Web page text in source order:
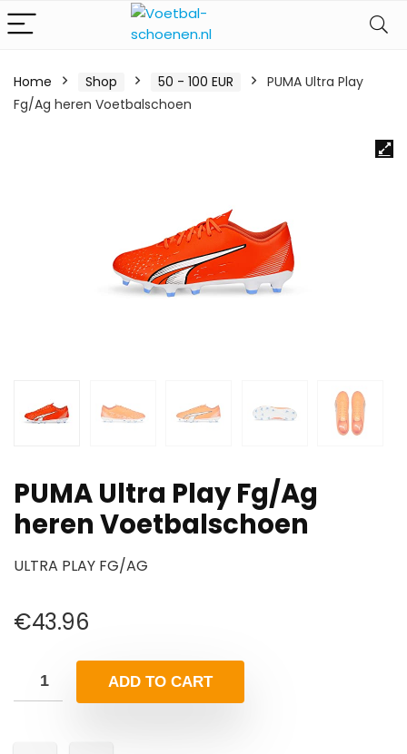
Home Shop 50 - 100 EUR
PUMA Ultra Play
Fg/Ag heren Voetbalschoen
PUMA Ultra Play Fg/Ag
heren Voetbalschoen
ULTRA PLAY FG/AG
€43.96
ADD TO CART